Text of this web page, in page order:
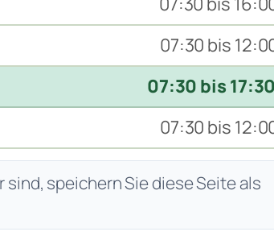
07:30 bis
07:30 bis
07:30 bis
sind, speichern Sie diese Seite als